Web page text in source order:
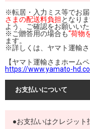
※転居・入力ミス等でお
さまの配送料負担 となり
よう、ご確認をお願いいた
※ご贈答用の場合も“荷物
ます。
※詳しくは、ヤマト運輸さ
【ヤマト運輸さまホーム
https://www.yamato-
お支払いについて
●お支払いはクレジット